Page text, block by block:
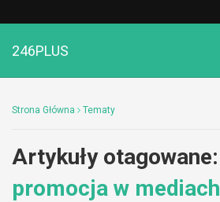
246PLUS
Strona Główna Tematy
Artykuły otagowane:
promocja w mediach